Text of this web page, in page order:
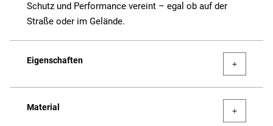
Schutz und Performance vereint – egal ob auf der
Straße oder im Gelände.
Eigenschaften
Material